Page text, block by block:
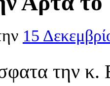
15
την κ.